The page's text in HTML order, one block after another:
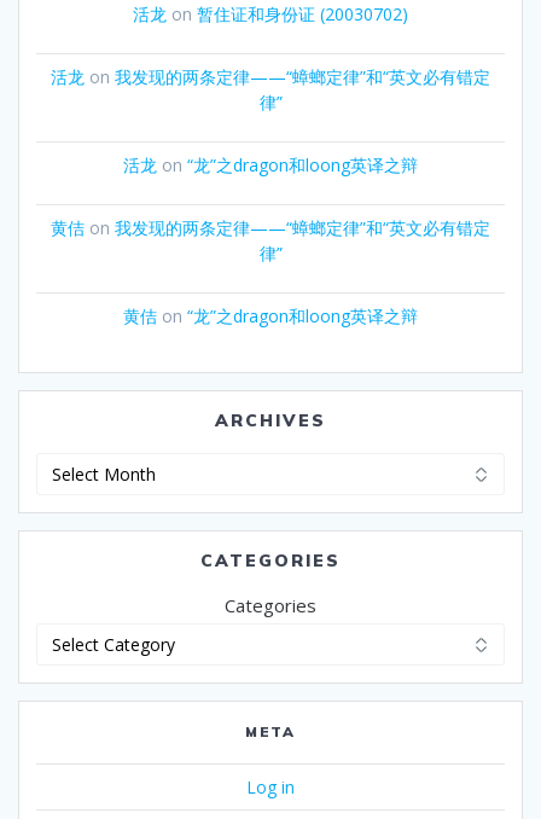
活龙 on 暂住证和身份证 (20030702)
活龙 on 我发现的两条定律——“蟑螂定律”和“英文必有错定
律”
活龙 on “龙”之dragon和loong英译之辩
黄佶 on 我发现的两条定律——“蟑螂定律”和“英文必有错定
律”
黄佶 on “龙”之dragon和loong英译之辩
ARCHIVES
Archives
CATEGORIES
Categories
META
Log in